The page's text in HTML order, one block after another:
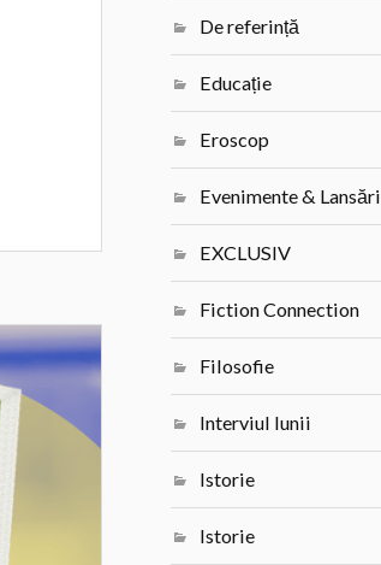
De referință
Educație
Eroscop
Evenimente & Lansări
EXCLUSIV
Fiction Connection
Filosofie
Interviul lunii
Istorie
Istorie